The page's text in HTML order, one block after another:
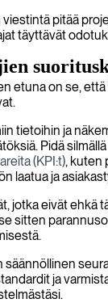
pitää
täyttävät
etuna on se,
tietoihin ja
Pidä silmällä
(KPI:t), kuten
laatua ja
jotka eivät ehkä
sitten
ja